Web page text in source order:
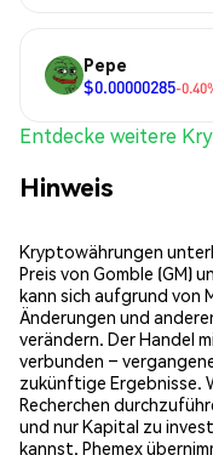
Pepe
$0.00000285-
Entdecke weitere
Hinweis
Kryptowährungen
Preis von Gomble (GM)
kann sich aufgrund von
Änderungen und
verändern. Der Handel
verbunden –
zukünftige Ergebnisse.
Recherchen
und nur Kapital zu
kannst. Phemex